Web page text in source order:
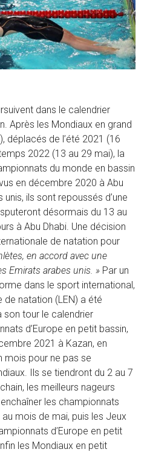
dans le calendrier
Après les Mondiaux en grand
déplacés de l’été 2021 (16
2022 (13 au 29 mai), la
du monde en bassin
en décembre 2020 à Abu
ils sont repoussés d’une
désormais du 13 au
à Abu Dhabi. Une décision
de natation pour
en accord avec une
Emirats arabes unis. » Par un
dans le sport international,
de natation (LEN) a été
son tour le calendrier
d’Europe en petit bassin,
2021 à Kazan, en
mois pour ne pas se
Ils se tiendront du 2 au 7
les meilleurs nageurs
les championnats
au mois de mai, puis les Jeux
d’Europe en petit
les Mondiaux en petit